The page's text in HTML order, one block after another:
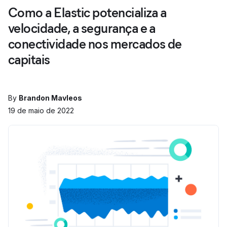
Como a Elastic potencializa a
velocidade, a segurança e a
conectividade nos mercados de
capitais
By Brandon Mavleos
19 de maio de 2022